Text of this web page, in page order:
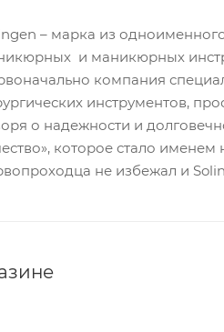
– марка из
и маникюрных
компания
инструментов,
о надежности и
которое стало
не избежал и